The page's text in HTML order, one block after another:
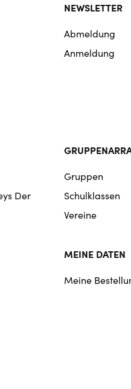
NEWSLETTER
Abmeldung
Anmeldung
Der
Gruppen
Schulklassen
Vereine
MEINE DATEN
Meine